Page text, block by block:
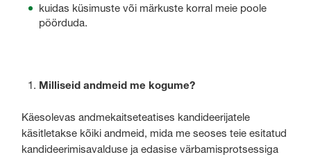
kuidas küsimuste või märkuste korral meie poole
pöörduda.
Milliseid andmeid me kogume?
Käesolevas andmekaitseteatises kandideerijatele
käsitletakse kõiki andmeid, mida me seoses teie esitatud
kandideerimisavalduse ja edasise värbamisprotsessiga